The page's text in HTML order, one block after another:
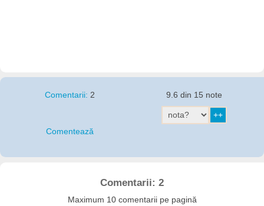
Comentarii: 2
Comentează
9.6 din 15 note
Comentarii: 2
Maximum 10 comentarii pe pagină